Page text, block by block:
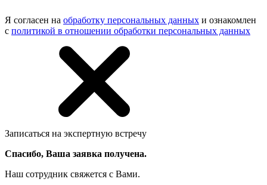
Я согласен на обработку персональных данных и ознакомлен
с политикой в отношении обработки персональных данных
Записаться на экспертную встречу
Спасибо, Ваша заявка получена.
Наш сотрудник свяжется с Вами.